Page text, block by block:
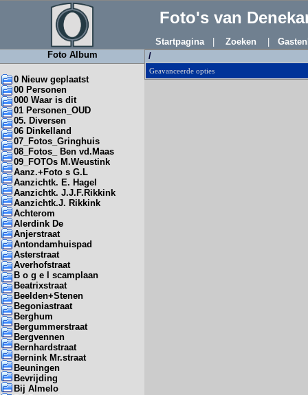
Foto's van
Startpagina| Zoeken
Foto Album
0 Nieuw geplaatst
00 Personen
000 Waar is dit
01 Personen_OUD
05. Diversen
06 Dinkelland
07_Fotos_Gringhuis
08_Fotos_ Ben vd.Maas
09_FOTOs M.Weustink
Aanz.+Foto s G.L
Aanzichtk. E. Hagel
Aanzichtk. J.J.F.Rikkink
Aanzichtk.J. Rikkink
Achterom
Alerdink De
Anjerstraat
Antondamhuispad
Asterstraat
Averhofstraat
B o g e l scamplaan
Beatrixstraat
Beelden+Stenen
Begoniastraat
Berghum
Bergummerstraat
Bergvennen
Bernhardstraat
Bernink Mr.straat
Beuningen
Bevrijding
Bij Almelo
/
Geavanceerde opties